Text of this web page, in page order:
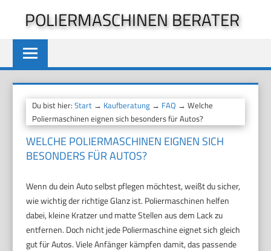
springen
POLIERMASCHINEN BERATER
Du bist hier:Start → Kaufberatung → FAQ → Welche
Poliermaschinen eignen sich besonders für Autos?
WELCHE POLIERMASCHINEN EIGNEN SICH
BESONDERS FÜR AUTOS?
Wenn du dein Auto selbst pflegen möchtest, weißt du sicher,
wie wichtig der richtige Glanz ist. Poliermaschinen helfen
dabei, kleine Kratzer und matte Stellen aus dem Lack zu
entfernen. Doch nicht jede Poliermaschine eignet sich gleich
gut für Autos. Viele Anfänger kämpfen damit, das passende